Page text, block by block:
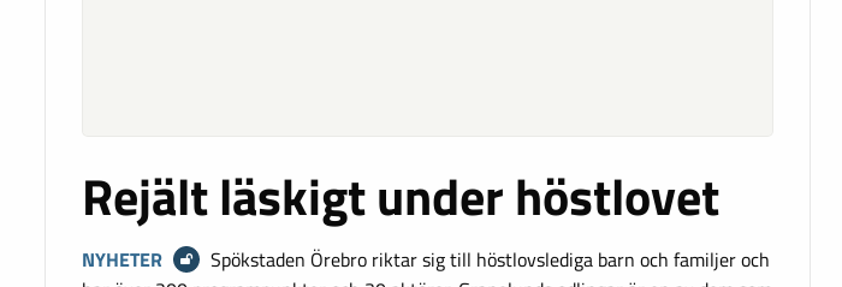
Rejält läskigt under höstlovet
NYHETER
Spökstaden Örebro riktar sig till höstlovslediga barn och familjer och